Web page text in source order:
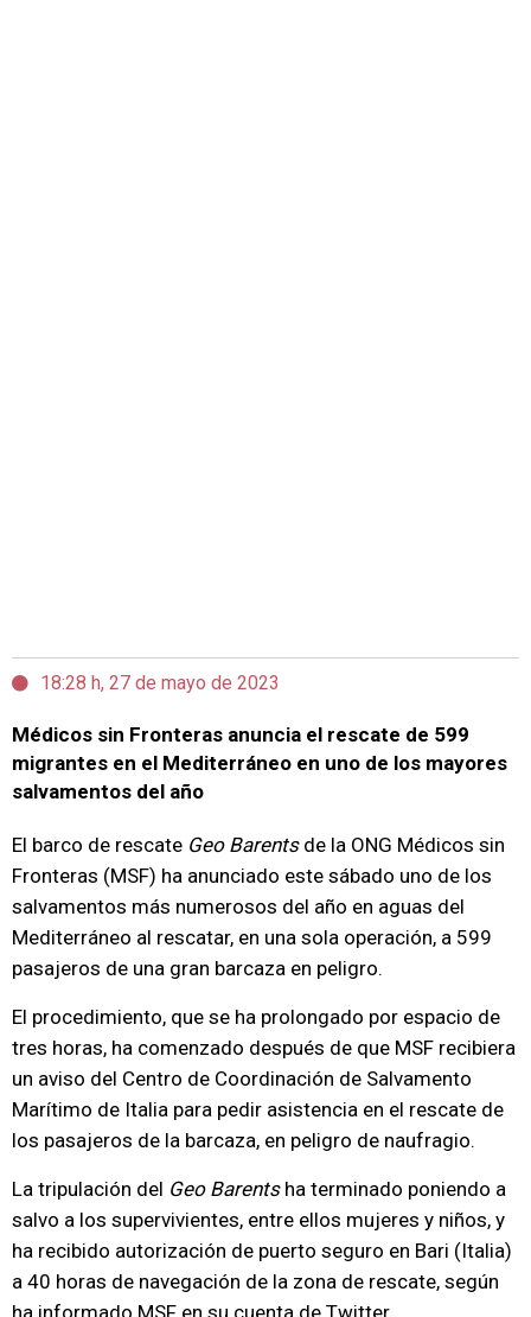
18:28 h, 27 de mayo de 2023
Médicos sin Fronteras anuncia el rescate de 599
migrantes en el Mediterráneo en uno de los mayores
salvamentos del año
El barco de rescate Geo Barents de la ONG Médicos sin
Fronteras (MSF) ha anunciado este sábado uno de los
salvamentos más numerosos del año en aguas del
Mediterráneo al rescatar, en una sola operación, a 599
pasajeros de una gran barcaza en peligro.
El procedimiento, que se ha prolongado por espacio de
tres horas, ha comenzado después de que MSF recibiera
un aviso del Centro de Coordinación de Salvamento
Marítimo de Italia para pedir asistencia en el rescate de
los pasajeros de la barcaza, en peligro de naufragio.
La tripulación del Geo Barentsha terminado poniendo a
salvo a los supervivientes, entre ellos mujeres y niños, y
ha recibido autorización de puerto seguro en Bari (Italia)
a 40 horas de navegación de la zona de rescate, según
ha informado MSF en su cuenta de Twitter.